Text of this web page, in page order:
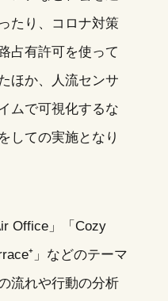
たり、コロナ対策
占有許可を使って
ほか、人流センサ
ムで可視化するな
しての実施となり
Office」「Cozy
」などのテーマ
流れや行動の分析